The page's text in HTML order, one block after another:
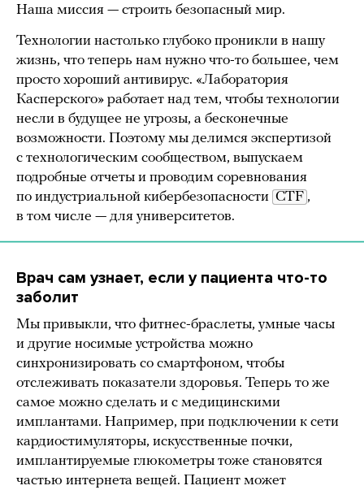
Наша миссия — строить безопасный мир.
Технологии настолько глубоко проникли в нашу
жизнь, что теперь нам нужно что-то большее, чем
просто хороший антивирус. «Лаборатория
Касперского» работает над тем, чтобы технологии
несли в будущее не угрозы, а бесконечные
возможности. Поэтому мы делимся экспертизой
с технологическим сообществом, выпускаем
подробные отчеты и проводим соревнования
по индустриальной кибербезопасности CTF ,
в том числе — для университетов.
Врач сам узнает, если у пациента что-то
заболит
Мы привыкли, что фитнес-браслеты, умные часы
и другие носимые устройства можно
синхронизировать со смартфоном, чтобы
отслеживать показатели здоровья. Теперь то же
самое можно сделать и с медицинскими
имплантами. Например, при подключении к сети
кардиостимуляторы, искусственные почки,
имплантируемые глюкометры тоже становятся
частью интернета вещей. Пациент может